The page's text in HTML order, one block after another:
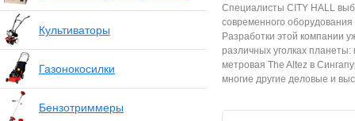
Культиваторы
Газонокосилки
Бензотриммеры
Специалисты CITY HALL
современного
Разработки этой компании
различных уголках
метровая The Altez в
многие другие деловые и